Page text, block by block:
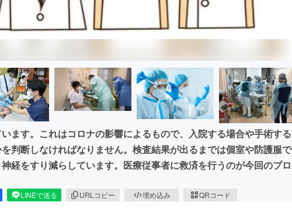
ます。これはコロナの影響によるもので、入院する場合や手術する
判断しなければなりません。検査結果が出るまでは個室や防護服で
経をすり減らしています。医療従事者に救済を行うのが今回のプロ
LINEで送る URLコピー 埋め込み QRコード